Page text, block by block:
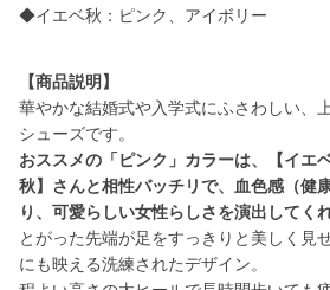
◆イエベ秋：ピンク、アイボリー
【商品説明】
華やかな結婚式や入学式にふさわしい、
おススメの「ピンク」カラーは、【イエ
秋】さんと相性バッチリで、血色感（健
り、可愛らしい女性らしさを演出してく
とがった先端が足をすっきりと美しく見
にも映える洗練されたデザイン。